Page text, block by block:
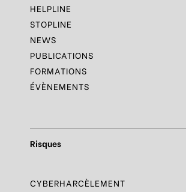
HELPLINE
STOPLINE
NEWS
PUBLICATIONS
FORMATIONS
ÉVÈNEMENTS
Risques
CYBERHARCÈLEMENT